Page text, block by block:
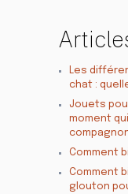
Les
chat :
Jouets
moment
Comment
Comment
glouton